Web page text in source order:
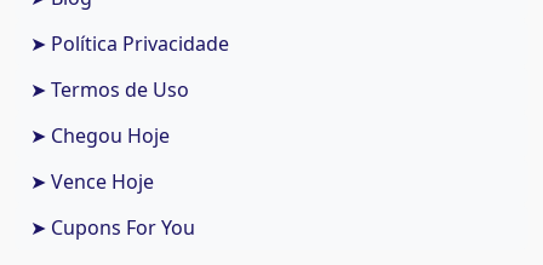
➤ Política Privacidade
➤ Termos de Uso
➤ Chegou Hoje
➤ Vence Hoje
➤ Cupons For You